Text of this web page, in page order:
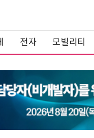
전자 모빌리티